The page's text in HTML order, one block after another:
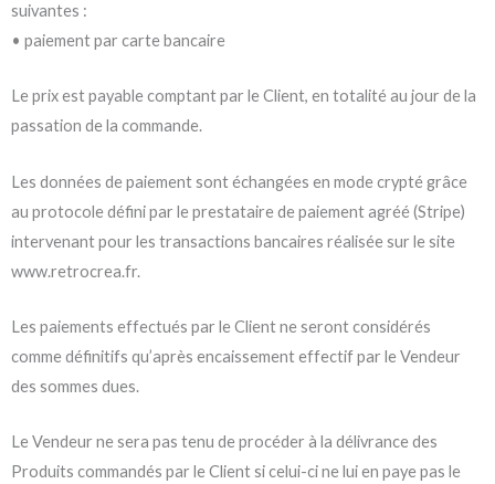
suivantes :
• paiement par carte bancaire
Le prix est payable comptant par le Client, en totalité au jour de la
passation de la commande.
Les données de paiement sont échangées en mode crypté grâce
au protocole défini par le prestataire de paiement agréé (Stripe)
intervenant pour les transactions bancaires réalisée sur le site
www.retrocrea.fr.
Les paiements effectués par le Client ne seront considérés
comme définitifs qu’après encaissement effectif par le Vendeur
des sommes dues.
Le Vendeur ne sera pas tenu de procéder à la délivrance des
Produits commandés par le Client si celui-ci ne lui en paye pas le